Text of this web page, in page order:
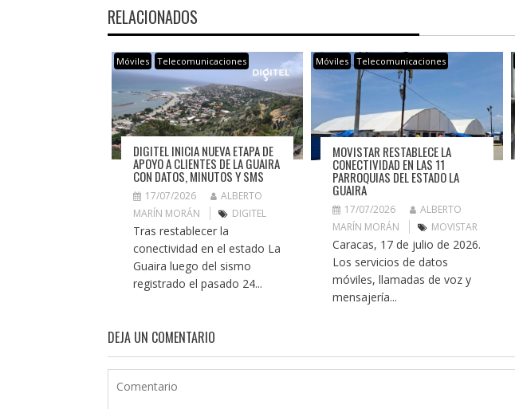
RELACIONADOS
Móviles Telecomunicaciones
DIGITEL INICIA NUEVA ETAPA DE
APOYO A CLIENTES DE LA GUAIRA
CON DATOS, MINUTOS Y SMS
17/07/2026
ALBERTO
MARÍN MORÁN
DIGITEL
Tras restablecer la
conectividad en el estado La
Guaira luego del sismo
registrado el pasado 24...
Móviles Telecomunicaciones
MOVISTAR RESTABLECE LA
CONECTIVIDAD EN LAS 11
PARROQUIAS DEL ESTADO LA
GUAIRA
17/07/2026
ALBERTO
MARÍN MORÁN
MOVISTAR
Caracas, 17 de julio de 2026.
Los servicios de datos
móviles, llamadas de voz y
mensajería...
DEJA UN COMENTARIO